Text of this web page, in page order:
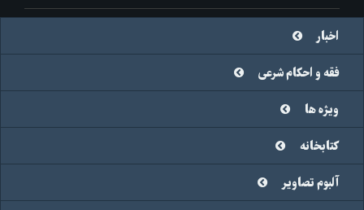
اخبار
فقه و احکام شرعی
ویژه ها
کتابخانه
آلبوم تصاویر